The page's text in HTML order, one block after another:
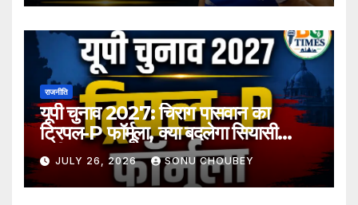
राजनीति
यूपी चुनाव 2027: चिराग पासवान का
ट्रिपल-P फॉर्मूला, क्या बदलेगा सियासी
समीकरण?
JULY 26, 2026 SONU CHOUBEY